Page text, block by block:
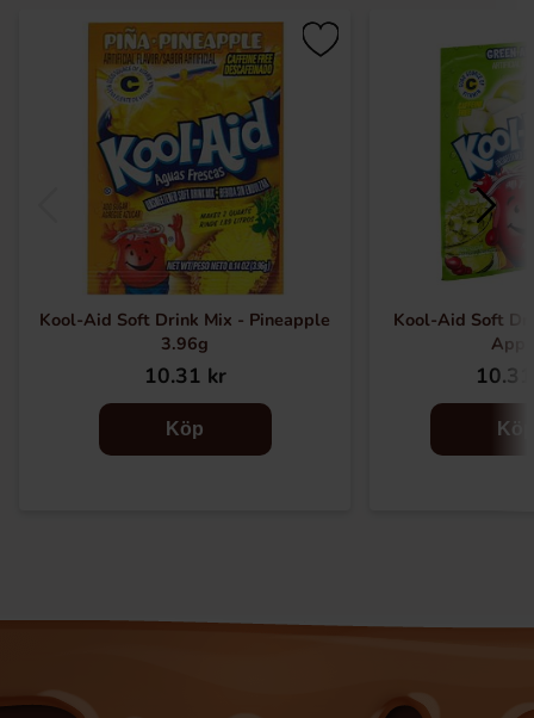
Kool-Aid Soft Drink Mix - Pineapple
3.96g
10.31 kr
Köp
Kool-Aid Soft
Köp